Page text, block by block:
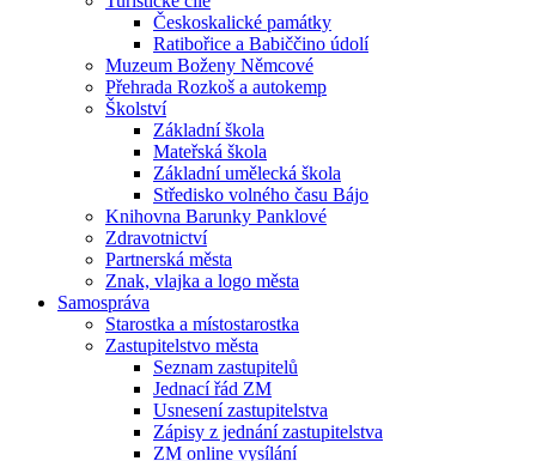
Českoskalické památky
Ratibořice a Babiččino údolí
Muzeum Boženy Němcové
Přehrada Rozkoš a autokemp
Školství
Základní škola
Mateřská škola
Základní umělecká škola
Středisko volného času Bájo
Knihovna Barunky Panklové
Zdravotnictví
Partnerská města
Znak, vlajka a logo města
Samospráva
Starostka a místostarostka
Zastupitelstvo města
Seznam zastupitelů
Jednací řád ZM
Usnesení zastupitelstva
Zápisy z jednání zastupitelstva
ZM online vysílání